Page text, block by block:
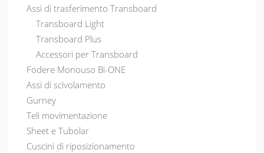
Assi di trasferimento Transboard
Transboard Light
Transboard Plus
Accessori per Transboard
Fodere Monouso Bi-ONE
Assi di scivolamento
Gurney
Teli movimentazione
Sheet e Tubolar
Cuscini di riposizionamento